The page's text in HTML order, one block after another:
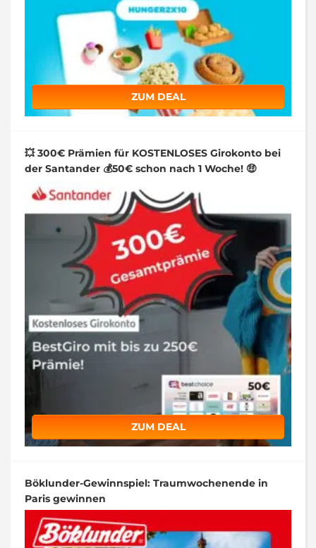
ZUM DEAL
💥 300€ Prämien für KOSTENLOSES Girokonto bei
der Santander 💰50€ schon nach 1 Woche! 🤑
ZUM DEAL
Böklunder-Gewinnspiel: Traumwochenende in
Paris gewinnen